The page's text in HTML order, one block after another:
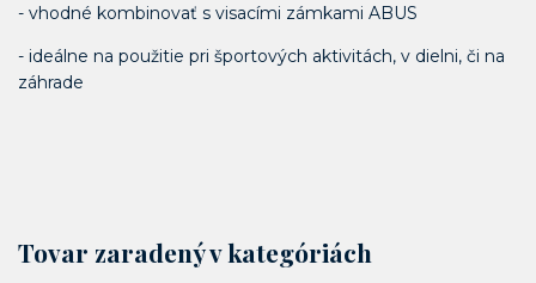
- vhodné kombinovať s visacími zámkami ABUS
- ideálne na použitie pri športových aktivitách, v dielni, či na
záhrade
Tovar zaradený v kategóriách